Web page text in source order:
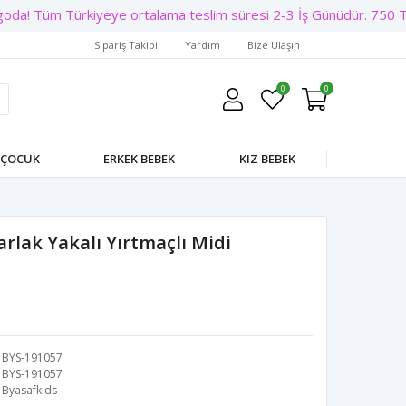
Tüm Türkiyeye ortalama teslim süresi 2-3 İş Günüdür. 750 TL
Sipariş Takibi Yardım Bize Ulaşın
0 0
ERKEK BEBEK KIZ BEBEK
Yakalı Yırtmaçlı Midi
BYS-191057
BYS-191057
Byasafkids